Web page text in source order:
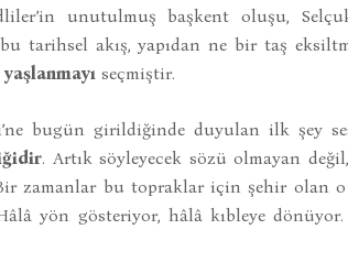
unutulmuş başkent oluşu,
tarihsel akış, yapıdan ne bir taş
seçmiştir.
bugün girildiğinde duyulan ilk şey
. Artık söyleyecek sözü olmayan
zamanlar bu topraklar için şehir olan
yön gösteriyor, hâlâ kıbleye